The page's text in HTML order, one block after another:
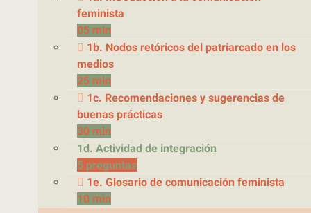
feminista
05 min
1b. Nodos retóricos del patriarcado en los
medios
25 min
1c. Recomendaciones y sugerencias de
buenas prácticas
30 min
1d. Actividad de integración
5 preguntas
1e. Glosario de comunicación feminista
10 min